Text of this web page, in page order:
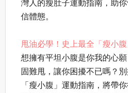
灣人的瘦肚子運動指南，助
信體態。
甩油必學！史上最全「瘦小
想擁有平坦小腹是你我的心
固難甩，讓你困擾不已嗎？
「瘦小腹」運動指南，將帶